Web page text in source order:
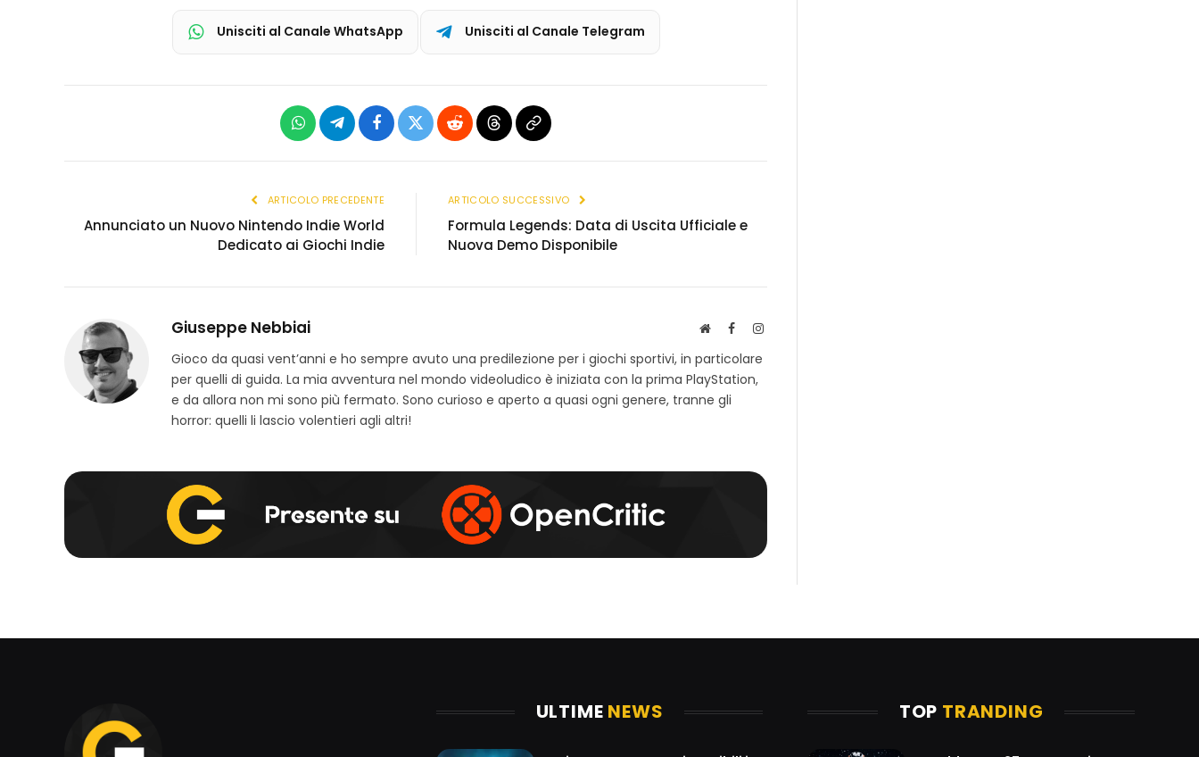
Unisciti al Canale WhatsApp Unisciti al Canale Telegram
WhatsAppTelegramFacebook
X
Reddit ThreadsCopia
ARTICOLO PRECEDENTE
Annunciato un Nuovo Nintendo Indie World
Dedicato ai Giochi Indie
ARTICOLO SUCCESSIVO
Formula Legends: Data di Uscita Ufficiale e
Nuova Demo Disponibile
Giuseppe Nebbiai
S
t
o
w
F
c
e
I
Gioco da quasi vent’anni e ho sempre avuto una predilezione per i giochi sportivi, in particolare
per quelli di guida. La mia avventura nel mondo videoludico è iniziata con la prima PlayStation,
e da allora non mi sono più fermato. Sono curioso e aperto a quasi ogni genere, tranne gli
horror: quelli li lascio volentieri agli altri!
ULTIME NEWS TOP TRANDING